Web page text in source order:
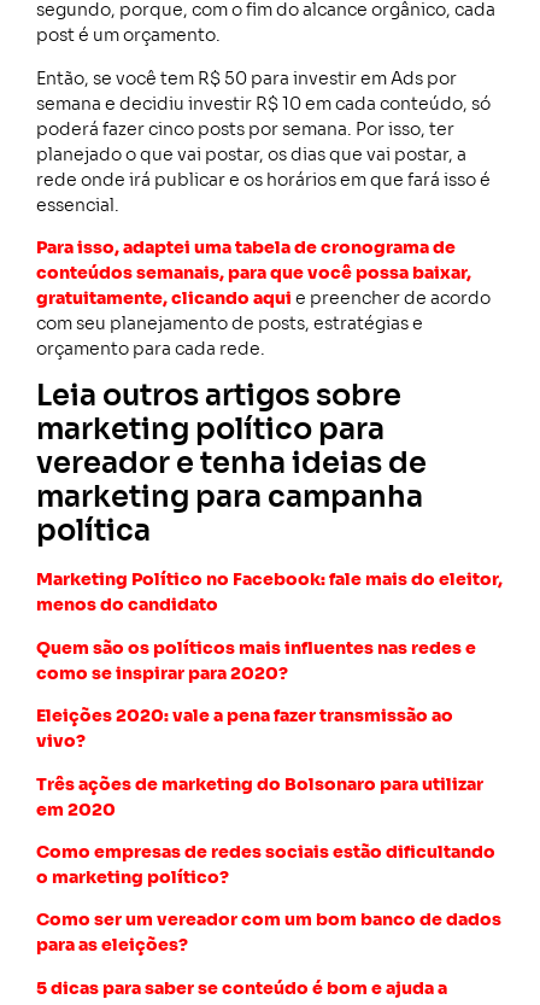
segundo, porque, com o fim do alcance orgânico, cada
post é um orçamento.
Então, se você tem R$ 50 para investir em Ads por
semana e decidiu investir R$ 10 em cada conteúdo, só
poderá fazer cinco posts por semana. Por isso, ter
planejado o que vai postar, os dias que vai postar, a
rede onde irá publicar e os horários em que fará isso é
essencial.
Para isso, adaptei uma tabela de cronograma de
conteúdos semanais, para que você possa baixar,
gratuitamente, clicando aqui e preencher de acordo
com seu planejamento de posts, estratégias e
orçamento para cada rede.
Leia outros artigos sobre
marketing político para
vereador e tenha ideias de
marketing para campanha
política
Marketing Político no Facebook: fale mais do eleitor,
menos do candidato
Quem são os políticos mais influentes nas redes e
como se inspirar para 2020?
Eleições 2020: vale a pena fazer transmissão ao
vivo?
Três ações de marketing do Bolsonaro para utilizar
em 2020
Como empresas de redes sociais estão dificultando
o marketing político?
Como ser um vereador com um bom banco de dados
para as eleições?
5 dicas para saber se conteúdo é bom e ajuda a